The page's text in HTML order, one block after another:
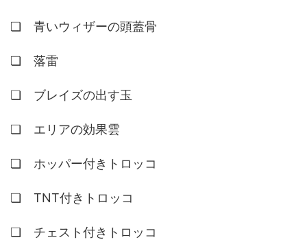
❏ 青いウィザーの頭蓋骨
❏ 落雷
❏ ブレイズの出す玉
❏ エリアの効果雲
❏ ホッパー付きトロッコ
❏ TNT付きトロッコ
❏ チェスト付きトロッコ